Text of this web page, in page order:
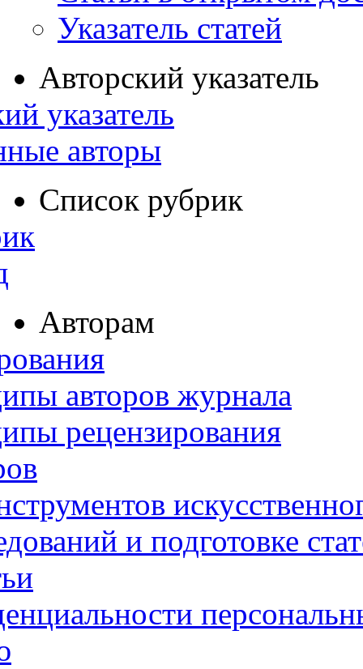
Указатель статей
Авторский указатель
указатель
авторы
Список рубрик
Авторам
авторов журнала
рецензирования
и подготовке